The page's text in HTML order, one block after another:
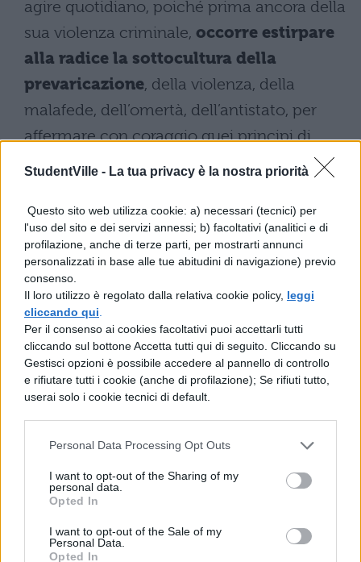
StudentVille - La tua privacy è la nostra priorità
Questo sito web utilizza cookie: a) necessari (tecnici) per
l'uso del sito e dei servizi annessi; b) facoltativi (analitici e di
profilazione, anche di terze parti, per mostrarti annunci
personalizzati in base alle tue abitudini di navigazione) previo
consenso.
Il loro utilizzo è regolato dalla relativa cookie policy, leggi
cliccando qui
Per il consenso ai cookies facoltativi puoi accettarli tutti
cliccando sul bottone Accetta tutti qui di seguito. Cliccando su
Gestisci opzioni è possibile accedere al pannello di controllo
e rifiutare tutti i cookie (anche di profilazione); Se rifiuti tutto,
userai solo i cookie tecnici di default.
Personal Data Processing Opt Outs
I want to opt-out of the Sharing of my
personal data.
Opted In
I want to opt-out of the Sale of my
Personal Data.
Opted In
agire quotidiano, poiché prima ancora della
sua violenza criminale, occorre estirpare
alla radice la sottocultura della
prevaricazione, della violenza, della
malafede, dell’omertà, dell’antistato, per
affermare con coraggio quei principi di
onestà, rispetto, buona fede, libertà che
cui in molti hanno sacrificato la vita. Una
sfida di civiltà a cui ognuno è chiamato a
dare il proprio contributo, a partire dalla
scuola”, ha concluso.
L’intervento di Mattarella:
un giorno solenne
Anche ilPresidente della Repubblica
Sergio Mattarellaè intervenuto definendo
il 21 marzo “un giorno solenne di ricordo e
di impegno civile per affermare valori
essenziali per la salute della nostra
comunità. L’impegno quotidiano per la
pratica della legalità, la lotta contro tutte le